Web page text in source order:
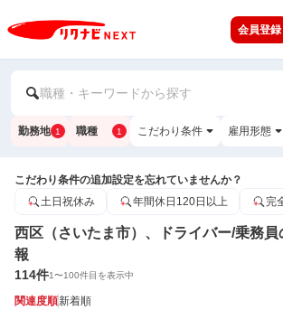
会員登録
職種・キーワードから探す
勤務地 1 職種 1 こだわり条件 雇用形態
こだわり条件の追加設定を忘れていませんか？
土日祝休み
年間休日120日以上 完
西区（さいたま市）、ドライバー/乗務
報
114件1〜100件目を表示中
関連度順新着順